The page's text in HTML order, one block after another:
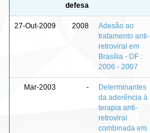
defesa
27-Out-2009 2008
Adesão ao
tratamento anti-
retroviral em
Brasília - DF :
2006 - 2007
Mar-2003 -
Determinantes
da aderência à
terapia anti-
retroviral
combinada em